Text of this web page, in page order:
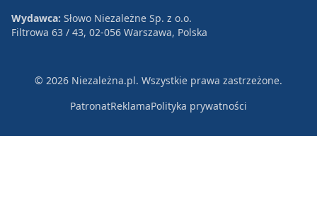
Wydawca: Słowo Niezależne Sp. z o.o.
Filtrowa 63 / 43, 02-056 Warszawa, Polska
© 2026 Niezależna.pl. Wszystkie prawa zastrzeżone.
PatronatReklamaPolityka prywatności